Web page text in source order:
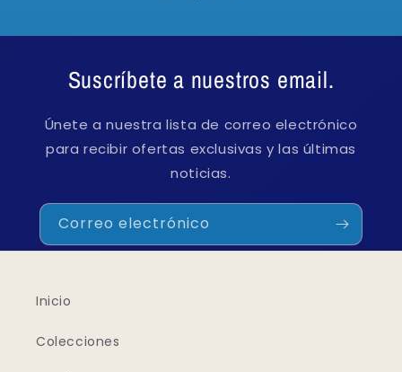
Suscríbete a nuestros email.
Únete a nuestra lista de correo electrónico
para recibir ofertas exclusivas y las últimas
noticias.
Correo electrónico
Inicio
Colecciones